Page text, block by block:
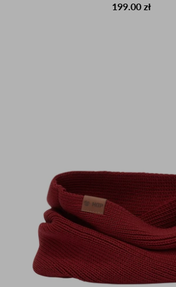
199.00 zł